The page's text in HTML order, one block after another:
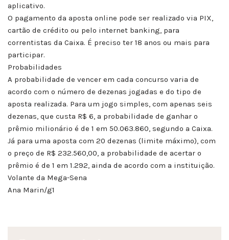
aplicativo.
O pagamento da aposta online pode ser realizado via PIX,
cartão de crédito ou pelo internet banking, para
correntistas da Caixa. É preciso ter 18 anos ou mais para
participar.
Probabilidades
A probabilidade de vencer em cada concurso varia de
acordo com o número de dezenas jogadas e do tipo de
aposta realizada. Para um jogo simples, com apenas seis
dezenas, que custa R$ 6, a probabilidade de ganhar o
prêmio milionário é de 1 em 50.063.860, segundo a Caixa.
Já para uma aposta com 20 dezenas (limite máximo), com
o preço de R$ 232.560,00, a probabilidade de acertar o
prêmio é de 1 em 1.292, ainda de acordo com a instituição.
Volante da Mega-Sena
Ana Marin/g1